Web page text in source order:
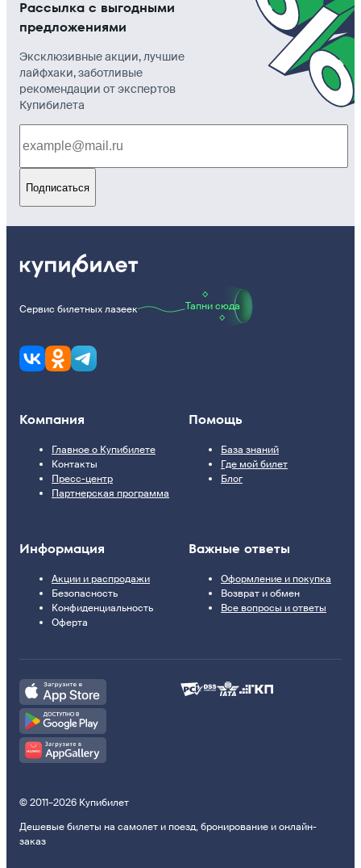
Рассылка с выгодными
предложениями
Эксклюзивные акции, лучшие
лайфхаки, заботливые
рекомендации от экспертов
Купибилета
Подписаться
Сервис билетных лазеек Тапни сюда
Компания
Главное о Купибилете
Контакты
Пресс-центр
Партнерская программа
Помощь
База знаний
Где мой билет
Блог
Информация
Акции и распродажи
Безопасность
Конфиденциальность
Оферта
Важные ответы
Оформление и покупка
Возврат и обмен
Все вопросы и ответы
© 2011–2026 Купибилет
Дешевые билеты на самолет и поезд, бронирование и онлайн-
заказ